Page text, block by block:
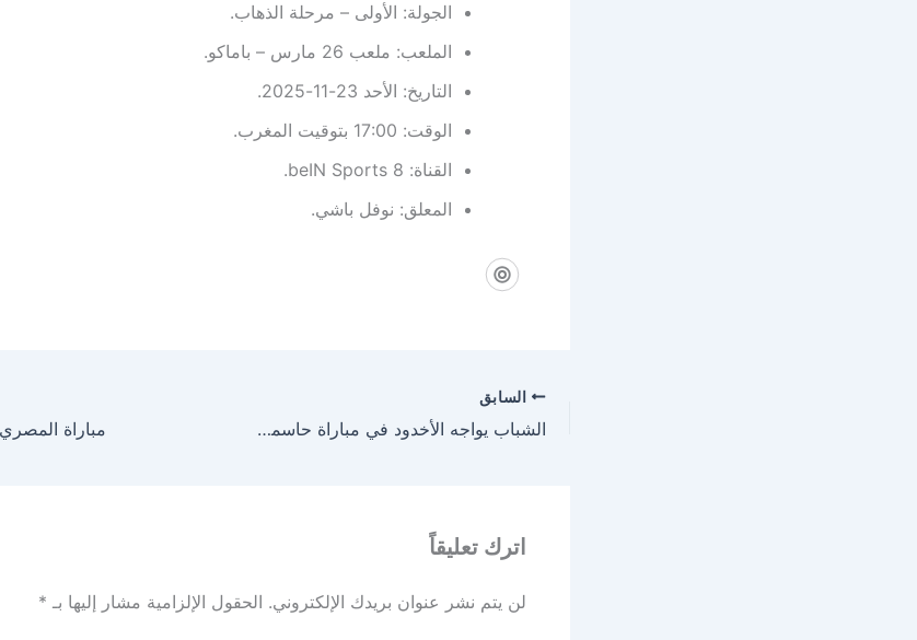
الجولة: الأولى – مرحلة الذهاب.
الملعب: ملعب 26 مارس – باماكو.
التاريخ: الأحد 23-11-2025.
الوقت: 17:00 بتوقيت المغرب.
القناة: beIN Sports 8.
المعلق: نوفل باشي.
السابق
الشباب يواجه الأخدود في مباراة حاسمة اليوم بدوري روشن
اترك تعليقاً
لن يتم نشر عنوان بريدك الإلكتروني. الحقول الإلزامية مشار إليها بـ *